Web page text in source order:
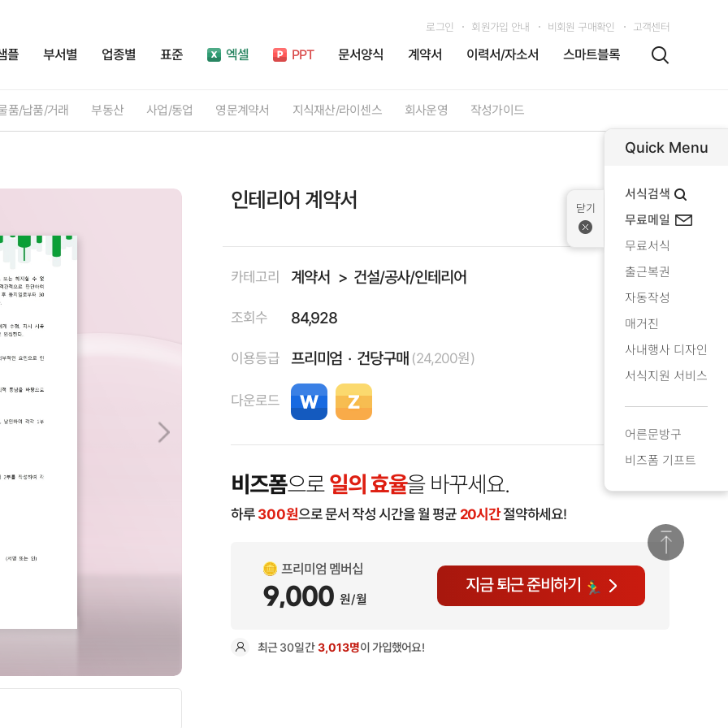
플 부서별 업종별 표준 엑셀 PPT 문서양식 계약서 이력서/자소서 스마트블록
로그인 회원가입 안내 비회원 구매확인 고객센터
품/납품/거래 부동산 사업/동업 영문계약서 지식재산/라이센스 회사운영 작성가이드
인테리어 계약서
카테고리 계약서 건설/공사/인테리어
조회수 84,928
이용등급 프리미엄 건당구매 (24,200원)
다운로드
비즈폼으로일의 효율을 바꾸세요.
하루 300원으로 문서 작성 시간을 월 평균 20시간절약하세요!
프리미엄 멤버십
9,000 원/월
지금 퇴근 준비하기
최근30일간3,013명이 가입했어요!
Quick Menu
서식검색
무료메일
무료서식
출근복권
자동작성
매거진
사내행사 디자인
서식지원 서비스
어른문방구
비즈폼 기프트